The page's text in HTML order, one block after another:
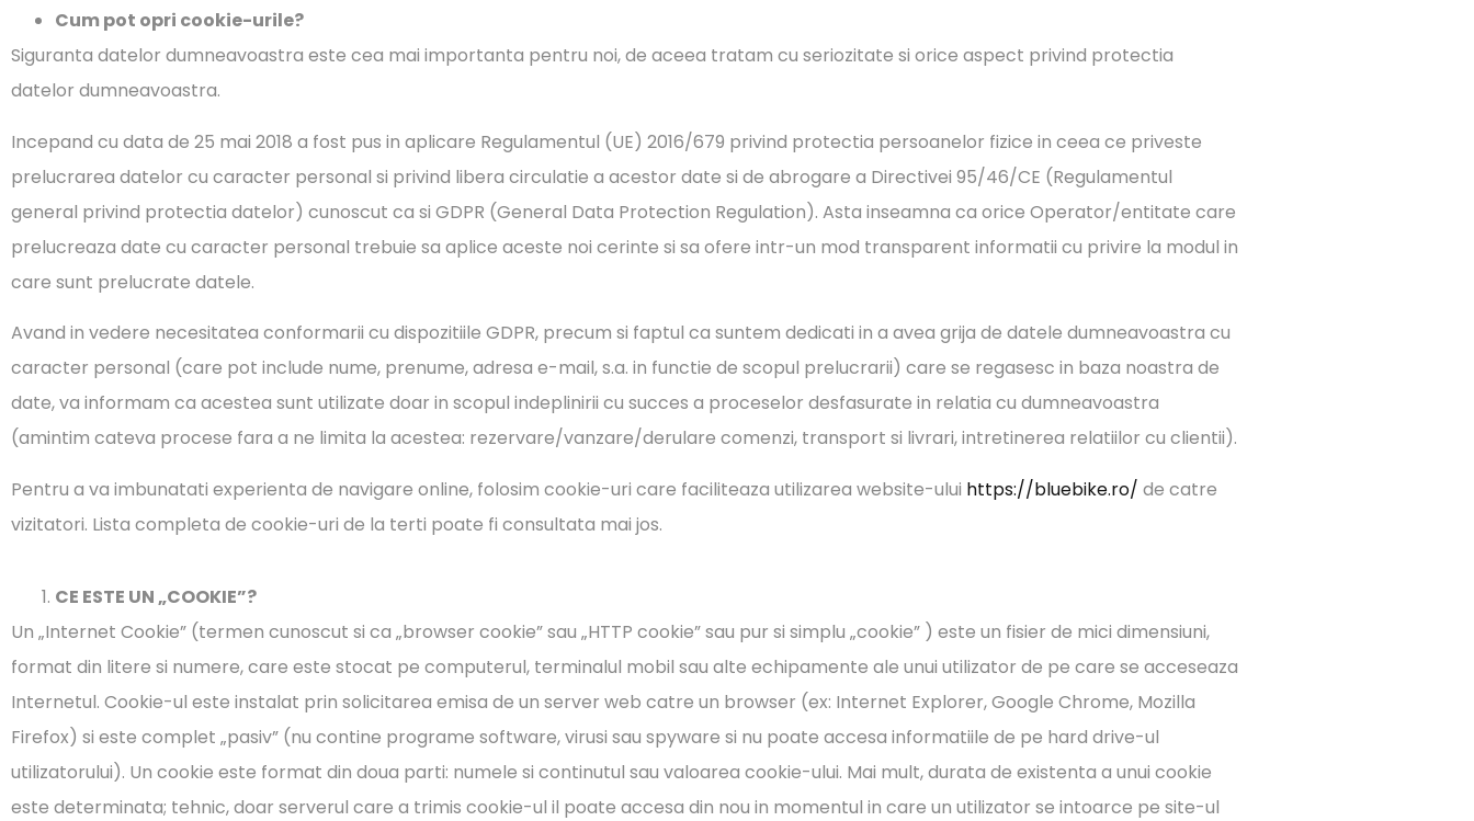
Cum pot opri cookie-urile?
Siguranta datelor dumneavoastra este cea mai importanta pentru noi, de aceea tratam cu seriozitate si orice aspect privind protectia
datelor dumneavoastra.
Incepand cu data de 25 mai 2018 a fost pus in aplicare Regulamentul (UE) 2016/679 privind protectia persoanelor fizice in ceea ce priveste
prelucrarea datelor cu caracter personal si privind libera circulatie a acestor date si de abrogare a Directivei 95/46/CE (Regulamentul
general privind protectia datelor) cunoscut ca si GDPR (General Data Protection Regulation). Asta inseamna ca orice Operator/entitate care
prelucreaza date cu caracter personal trebuie sa aplice aceste noi cerinte si sa ofere intr-un mod transparent informatii cu privire la modul in
care sunt prelucrate datele.
Avand in vedere necesitatea conformarii cu dispozitiile GDPR, precum si faptul ca suntem dedicati in a avea grija de datele dumneavoastra cu
caracter personal (care pot include nume, prenume, adresa e-mail, s.a. in functie de scopul prelucrarii) care se regasesc in baza noastra de
date, va informam ca acestea sunt utilizate doar in scopul indeplinirii cu succes a proceselor desfasurate in relatia cu dumneavoastra
(amintim cateva procese fara a ne limita la acestea: rezervare/vanzare/derulare comenzi, transport si livrari, intretinerea relatiilor cu clientii).
Pentru a va imbunatati experienta de navigare online, folosim cookie-uri care faciliteaza utilizarea website-ului https://bluebike.ro/ de catre
vizitatori. Lista completa de cookie-uri de la terti poate fi consultata mai jos.
CE ESTE UN „COOKIE”?
Un „Internet Cookie” (termen cunoscut si ca „browser cookie” sau „HTTP cookie” sau pur si simplu „cookie” ) este un fisier de mici dimensiuni,
format din litere si numere, care este stocat pe computerul, terminalul mobil sau alte echipamente ale unui utilizator de pe care se acceseaza
Internetul. Cookie-ul este instalat prin solicitarea emisa de un server web catre un browser (ex: Internet Explorer, Google Chrome, Mozilla
Firefox) si este complet „pasiv” (nu contine programe software, virusi sau spyware si nu poate accesa informatiile de pe hard drive-ul
utilizatorului). Un cookie este format din doua parti: numele si continutul sau valoarea cookie-ului. Mai mult, durata de existenta a unui cookie
este determinata; tehnic, doar serverul care a trimis cookie-ul il poate accesa din nou in momentul in care un utilizator se intoarce pe site-ul